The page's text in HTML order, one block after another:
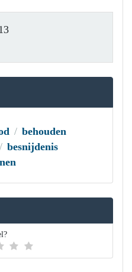
behouden
besnijdenis